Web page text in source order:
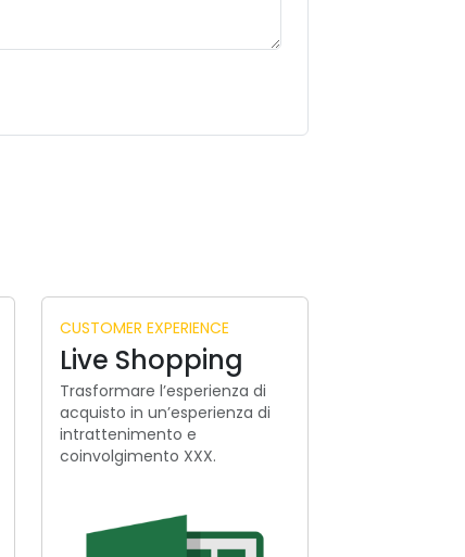
CUSTOMER EXPERIENCE
Live Shopping
Trasformare l’esperienza di
acquisto in un’esperienza di
intrattenimento e
coinvolgimento XXX.